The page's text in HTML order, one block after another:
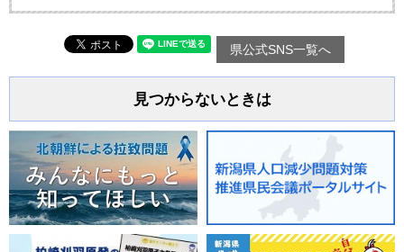
県公式SNS一覧へ
見つからないときは